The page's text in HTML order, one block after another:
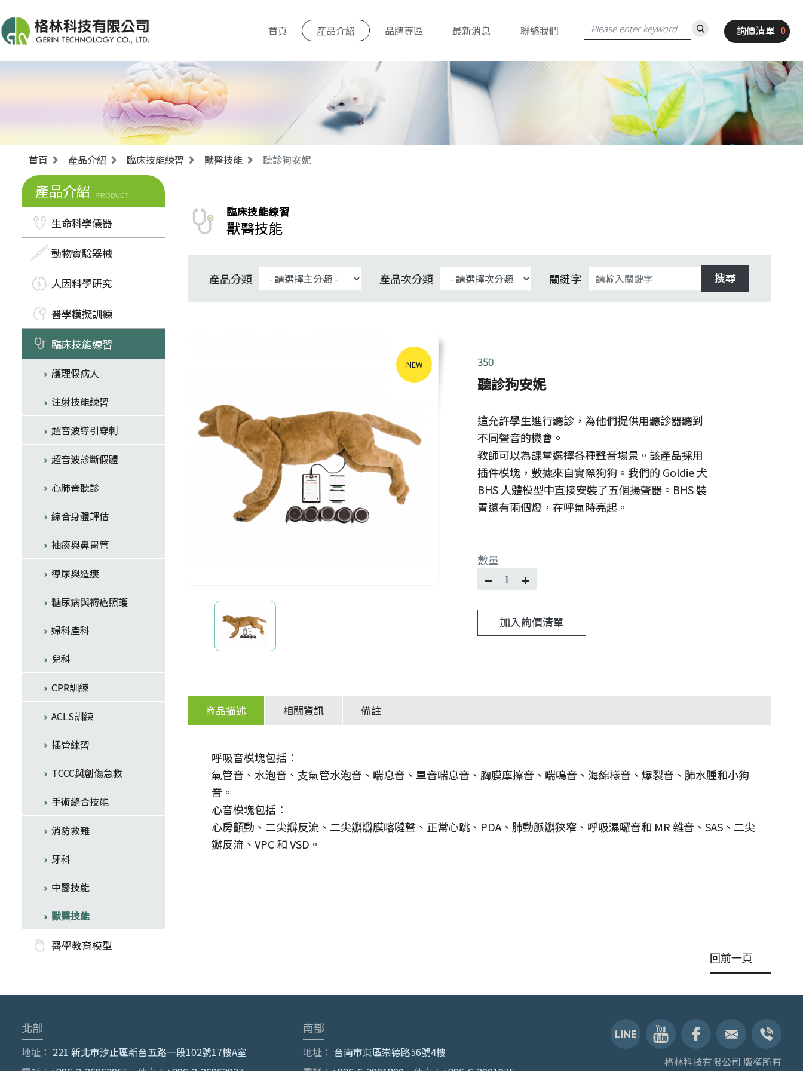
首頁 產品介紹 品牌專區 最新消息 聯絡我們 詢價清單
首頁 產品介紹 臨床技能練習 獸醫技能 聽診狗安妮
產品介紹 PRODUCT
生命科學儀器
動物實驗器械
人因科學研究
醫學模擬訓練
臨床技能練習
護理假病人
注射技能練習
超音波導引穿刺
超音波診斷假體
心肺音聽診
綜合身體評估
抽痰與鼻胃管
導尿與造瘻
糖尿病與褥瘡照護
婦科產科
兒科
CPR訓練
ACLS訓練
插管練習
TCCC與創傷急救
手術縫合技能
消防救難
牙科
中醫技能
獸醫技能
醫學教育模型
臨床技能練習
獸醫技能
產品分類 產品次分類 關鍵字 搜尋
NEW 350
聽診狗安妮
這允許學生進行聽診，為他們提供用聽診器聽到
不同聲音的機會。
教師可以為課堂選擇各種聲音場景。該產品採用
插件模塊，數據來自實際狗狗。我們的 Goldie 犬
BHS 人體模型中直接安裝了五個揚聲器。BHS 裝
置還有兩個燈，在呼氣時亮起。
數量
加入詢價清單
商品描述 相關資訊 備註
呼吸音模塊包括：
氣管音、水泡音、支氣管水泡音、喘息音、單音喘息音、胸膜摩擦音、喘鳴音、海綿樣音、爆裂音、肺水腫和小狗
音。
心音模塊包括：
心房顫動、二尖瓣反流、二尖瓣瓣膜喀噠聲、正常心跳、PDA、肺動脈瓣狹窄、呼吸濕囉音和 MR 雜音、SAS、二尖
瓣反流、VPC 和 VSD。
回前一頁
北部
地址： 221 新北市汐止區新台五路一段102號17樓A室
南部
地址： 台南市東區崇德路56號4樓
格林科技有限公司 版權所有